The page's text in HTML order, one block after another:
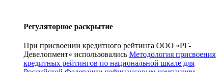
Регуляторное раскрытие
При присвоении кредитного рейтинга ООО «РГ-
Девелопмент» использовались Методология присвоения
кредитных рейтингов по национальной шкале для